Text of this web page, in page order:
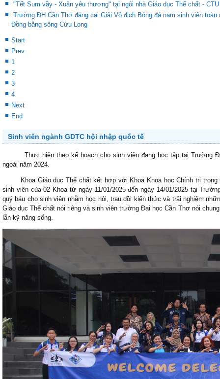
"Tết Sum vầy - Xuân yêu thương" tại ngôi nhà Giáo dục Thể chất - CTU
Trường ĐH Cần Thơ đăng cai Giải Vô địch Bóng đá nam sinh viên
Đồng bằng sông Cửu Long
Start
Prev
1
2
3
4
Next
End
Sinh viên ngành GDTC hội nhập quốc tế
Thực hiện theo kế hoạch cho sinh viên đang học tập tại Trường
ngoài năm 2024.
Khoa Giáo dục Thể chất kết hợp với Khoa Khoa học Chính trị trong
sinh viên của 02 Khoa từ ngày 11/01/2025 đến ngày 14/01/2025 tại
quý báu cho sinh viên nhằm học hỏi, trau dồi kiến thức và trải nghiệm
Giáo dục Thể chất nói riêng và sinh viên trường Đại học Cần Thơ nói
lẫn kỹ năng sống.